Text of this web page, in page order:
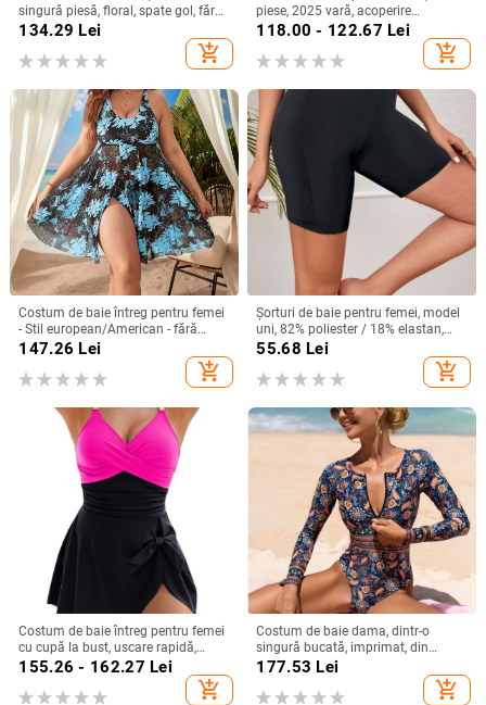
singură piesă, floral, spate gol, fără
mâneci, croială strânsă, elasticitate
mare, poliester cu căptușeală din
spandex 18%
134.29 Lei
add_shopping_cart
piese, 2025 vară, acoperire
conservatoare a abdomenului,
costum de baie sport pentru piscină
și băi termale
118.00 - 122.67 Lei
add_shopping_cart
Costum de baie întreg pentru femei
- Stil european/American - fără
mâneci - cu pernă la bust
147.26 Lei
add_shopping_cart
Șorturi de baie pentru femei, model
uni, 82% poliester / 18% elastan,
țesătură poliester, stil briefs
55.68 Lei
add_shopping_cart
Costum de baie întreg pentru femei
cu cupă la bust, uscare rapidă,
elasticitate înaltă, din nailon 80/20
cu căptușeală de poliester, fără
mâneci, 195 g
155.26 - 162.27 Lei
add_shopping_cart
Costum de baie dama, dintr-o
singură bucată, imprimat, din
nailon, căptușălă poliester cu
177.53 Lei
add_shopping_cart